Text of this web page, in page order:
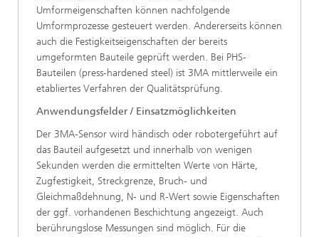
Umformeigenschaften können nachfolgende
Umformprozesse gesteuert werden. Andererseits können
auch die Festigkeitseigenschaften der bereits
umgeformten Bauteile geprüft werden. Bei PHS-
Bauteilen (press-hardened steel) ist 3MA mittlerweile ein
etabliertes Verfahren der Qualitätsprüfung.
Anwendungsfelder / Einsatzmöglichkeiten
Der 3MA-Sensor wird händisch oder robotergeführt auf
das Bauteil aufgesetzt und innerhalb von wenigen
Sekunden werden die ermittelten Werte von Härte,
Zugfestigkeit, Streckgrenze, Bruch- und
Gleichmaßdehnung, N- und R-Wert sowie Eigenschaften
der ggf. vorhandenen Beschichtung angezeigt. Auch
berührungslose Messungen sind möglich. Für die